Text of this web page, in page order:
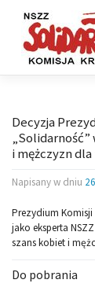
content
Decyzja
i mężczyzn
Napisany w dniu
Prezydium Komisji
jako eksperta
szans kobiet i
Do pobrania